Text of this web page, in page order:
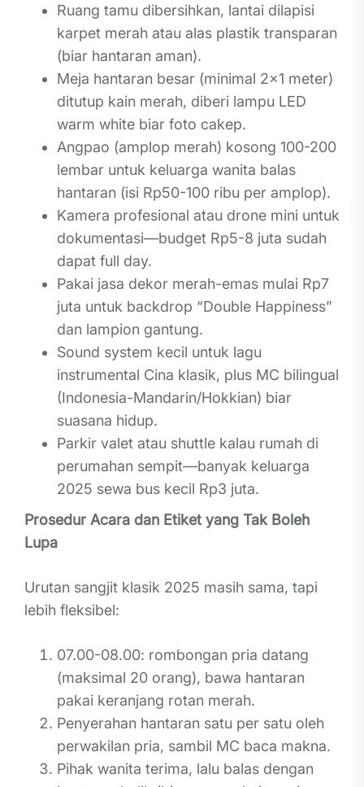
Ruang tamu dibersihkan, lantai dilapisi
karpet merah atau alas plastik transparan
(biar hantaran aman).
Meja hantaran besar (minimal 2×1 meter)
ditutup kain merah, diberi lampu LED
warm white biar foto cakep.
Angpao (amplop merah) kosong 100-200
lembar untuk keluarga wanita balas
hantaran (isi Rp50-100 ribu per amplop).
Kamera profesional atau drone mini untuk
dokumentasi—budget Rp5-8 juta sudah
dapat full day.
Pakai jasa dekor merah-emas mulai Rp7
juta untuk backdrop “Double Happiness”
dan lampion gantung.
Sound system kecil untuk lagu
instrumental Cina klasik, plus MC bilingual
(Indonesia-Mandarin/Hokkian) biar
suasana hidup.
Parkir valet atau shuttle kalau rumah di
perumahan sempit—banyak keluarga
2025 sewa bus kecil Rp3 juta.
Prosedur Acara dan Etiket yang Tak Boleh
Lupa
Urutan sangjit klasik 2025 masih sama, tapi
lebih fleksibel:
07.00-08.00: rombongan pria datang
(maksimal 20 orang), bawa hantaran
pakai keranjang rotan merah.
Penyerahan hantaran satu per satu oleh
perwakilan pria, sambil MC baca makna.
Pihak wanita terima, lalu balas dengan